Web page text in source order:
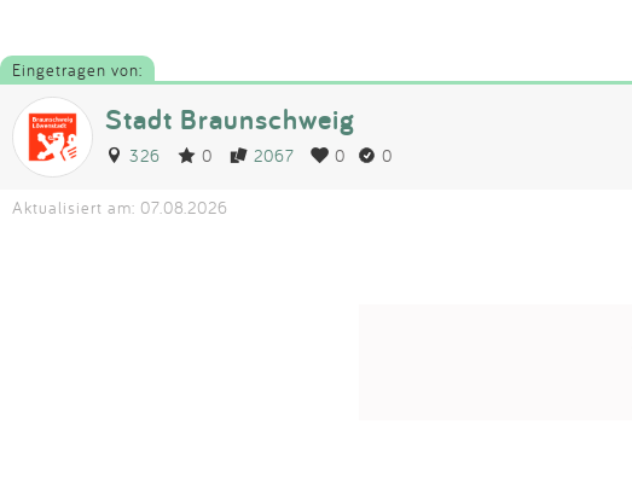
Eingetragen von:
Stadt Braunschweig
326 0 2067 0 0
Aktualisiert am: 07.08.2026